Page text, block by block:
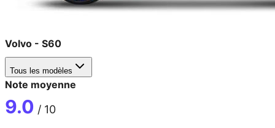
Volvo - S60
Tous les modèles
Note moyenne
9.0 / 10